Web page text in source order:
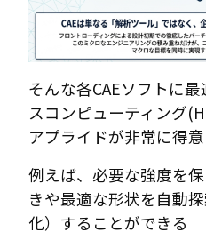
そんな各CAEソフトに
スコンピューティング
アプライドが非常に得意
例えば、必要な強度を
きや最適な形状を自動
化）することができる